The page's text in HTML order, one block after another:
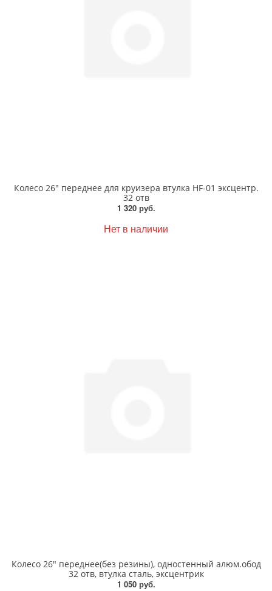
Колесо 26" переднее для круизера втулка HF-01 эксцентр.
32 отв
1 320 руб.
Нет в наличии
Колесо 26" переднее(без резины), одностенный алюм.обод
32 отв, втулка сталь, эксцентрик
1 050 руб.